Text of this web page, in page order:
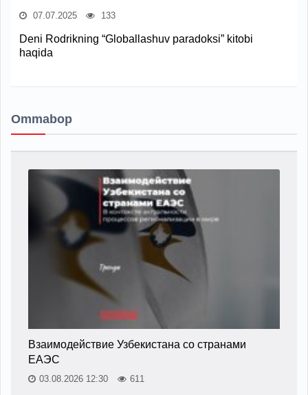
07.07.2025 133
Deni Rodrikning “Globallashuv paradoksi” kitobi
haqida
Ommabop
Взаимодействие Узбекистана со странами
ЕАЭС
03.08.2026 12:30 611